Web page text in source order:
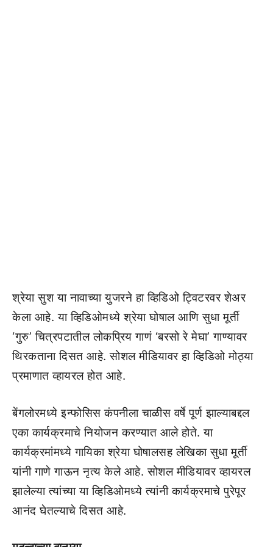
श्रेया सुश या नावाच्या युजरने हा व्हिडिओ ट्विटरवर शेअर
केला आहे. या व्हिडिओमध्ये श्रेया घोषाल आणि सुधा मूर्ती
‘गुरु’ चित्रपटातील लोकप्रिय गाणं ‘बरसो रे मेघा’ गाण्यावर
थिरकताना दिसत आहे. सोशल मीडियावर हा व्हिडिओ मोठ्या
प्रमाणात व्हायरल होत आहे.
बेंगलोरमध्ये इन्फोसिस कंपनीला चाळीस वर्षे पूर्ण झाल्याबद्दल
एका कार्यक्रमाचे नियोजन करण्यात आले होते. या
कार्यक्रमांमध्ये गायिका श्रेया घोषालसह लेखिका सुधा मूर्ती
यांनी गाणे गाऊन नृत्य केले आहे. सोशल मीडियावर व्हायरल
झालेल्या त्यांच्या या व्हिडिओमध्ये त्यांनी कार्यक्रमाचे पुरेपूर
आनंद घेतल्याचे दिसत आहे.